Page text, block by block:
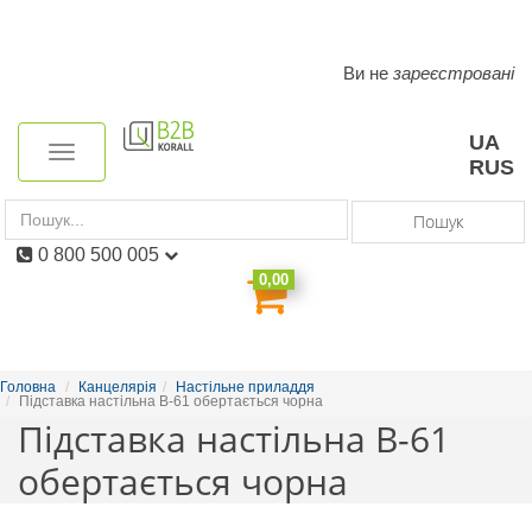
navigation
Toggle
UA
RUS
Пошук
0,00
Ви не зареєстровані
0 800 500 005
Головна Канцелярія
Настільне приладдя
Підставка настільна В-61 обертається чорна
Підставка настільна В-61
обертається чорна